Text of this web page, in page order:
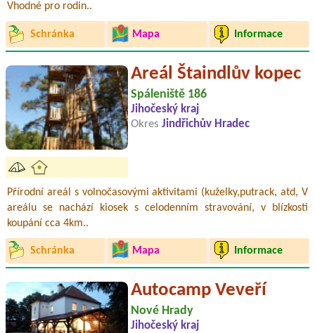
Vhodné pro rodin..
Schránka Mapa Informace
Areál Štaindlův kopec
Spáleniště 186
Jihočeský kraj
Okres Jindřichův Hradec
Přírodní areál s volnočasovými aktivitami (kuželky,putrack, atd, V
areálu se nachází kiosek s celodenním stravování, v blízkosti
koupání cca 4km..
Schránka Mapa Informace
Autocamp Veveří
Nové Hrady
Jihočeský kraj